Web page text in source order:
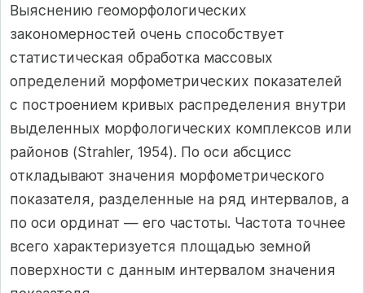
Выяснению геоморфологических
закономерностей очень способствует
статистическая обработка массовых
определений морфометрических показателей
с построением кривых распределения внутри
выделенных морфологических комплексов или
районов (Strahler, 1954). По оси абсцисс
откладывают значения морфометрического
показателя, разделенные на ряд интервалов, а
по оси ординат — его частоты. Частота точнее
всего характеризуется площадью земной
поверхности с данным интервалом значения